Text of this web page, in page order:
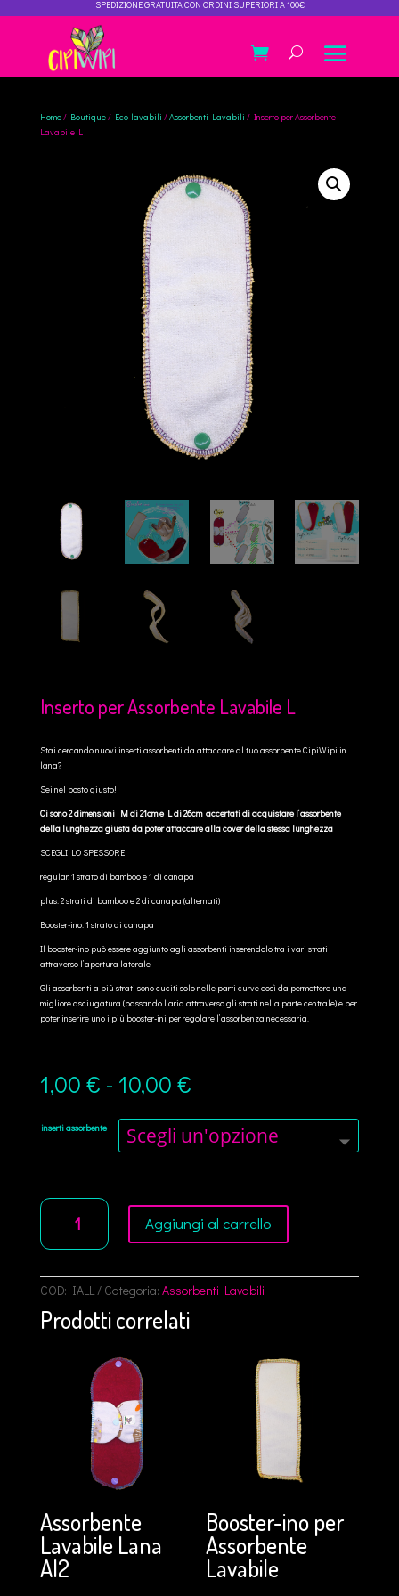
SPEDIZIONE GRATUITA CON ORDINI SUPERIORI A 100€
Home/ Boutique/ Eco-lavabili /Assorbenti Lavabili / Inserto per Assorbente
Lavabile L
Inserto per Assorbente Lavabile L
Stai cercando nuovi inserti assorbenti da attaccare al tuo assorbente CipiWipi in
lana?
Sei nel posto giusto!
Ci sono 2 dimensioni M di 21cm e L di 26cm accertati di acquistare l’assorbente
della lunghezza giusta da poter attaccare alla cover della stessa lunghezza
SCEGLI LO SPESSORE
regular: 1 strato di bamboo e 1 di canapa
plus: 2 strati di bamboo e 2 di canapa (alternati)
Booster-ino: 1 strato di canapa
Il booster-ino può essere aggiunto agli assorbenti inserendolo tra i vari strati
attraverso l’apertura laterale
Gli assorbenti a più strati sono cuciti solo nelle parti curve così da permettere una
migliore asciugatura (passando l’aria attraverso gli strati nella parte centrale) e per
poter inserire uno i più booster-ini per regolare l’assorbenza necessaria.
1,00 € - 10,00 €Fascia
di
prezzo:
da
1,00 €
a
inserti assorbente
Inserto
Lavabile
quantità
Aggiungi al carrello
COD: IALL Categoria: Assorbenti Lavabili
Prodotti correlati
Assorbente
Lavabile Lana
AI2
Booster-ino per
Assorbente
Lavabile